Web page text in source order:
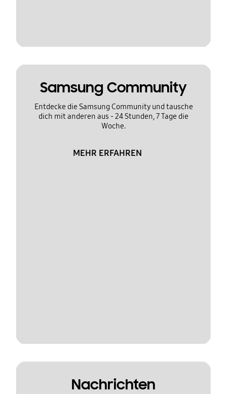
Samsung Community
Entdecke die Samsung Community und tausche
dich mit anderen aus - 24 Stunden, 7 Tage die
Woche.
MEHR ERFAHREN
Nachrichten